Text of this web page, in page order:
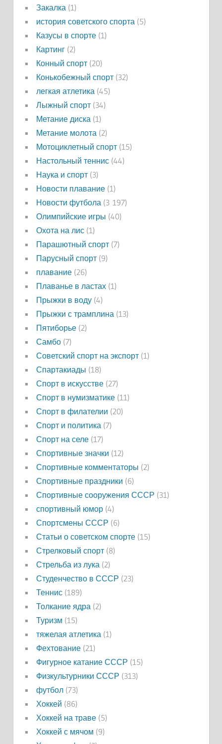
Закалка (1)
история советского спорта (5)
Казусы в спорте(1)
Картинг(2)
Конный спорт(20)
Конькобежный спорт(32)
легкая атлетика (45)
Лыжный спорт(34)
Метание диска (1)
Метание молота (2)
Мотоциклетный спорт(15)
Настольный теннис(44)
Наука и спорт(3)
Новости плавание(1)
Новости футбола (3 197)
Олимпийские игры (40)
Охота на лис(1)
Парашютный спорт(7)
Парусный спорт(9)
плавание(26)
Плаванье в ластах(1)
Прыжки в воду(4)
Прыжки с трамплина (13)
Пятиборье(2)
Самбо(7)
Советский спорт на экспорт(1)
Спартакиады (18)
Спорт в искусстве(27)
Спорт в нумизматике(11)
Спорт в филателии (20)
Спорт и политика (7)
Спорт на селе(17)
Спортивные значки (12)
Спортивные комментаторы (2)
Спортивные праздники (6)
Спортивные сооружения СССР (31)
спортивный юмор(4)
Спортсмены СССР (6)
Статьи о советском спорте(15)
Стрелковый спорт(8)
Стрельба из лука (2)
Студенчество в СССР (23)
Теннис(189)
Толкание ядра (2)
Туризм (15)
тяжелая атлетика (1)
Фехтование(21)
Фигурное катание СССР (15)
Физкультурники СССР (313)
футбол(73)
Хоккей (86)
Хоккей на траве(5)
Хоккей с мячом (9)